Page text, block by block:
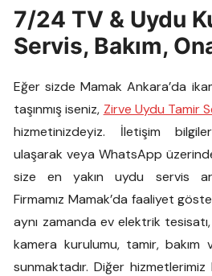
7/24 TV & Uydu
Servis, Bakım,
Eğer sizde Mamak Ankara’da
taşınmış iseniz, Zirve Uydu Tamir
hizmetinizdeyiz. İletişim
ulaşarak veya WhatsApp
size en yakın uydu servis
Firmamız Mamak’da faaliyet
aynı zamanda ev elektrik
kamera kurulumu, tamir, bakım
sunmaktadır. Diğer